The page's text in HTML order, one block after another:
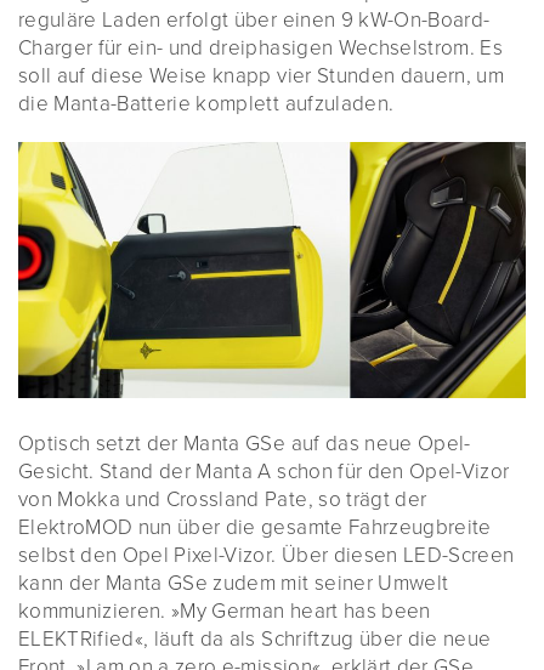
reguläre Laden erfolgt über einen 9 kW-On-Board-
Charger für ein- und dreiphasigen Wechselstrom. Es
soll auf diese Weise knapp vier Stunden dauern, um
die Manta-Batterie komplett aufzuladen.
Optisch setzt der Manta GSe auf das neue Opel-
Gesicht. Stand der Manta A schon für den Opel-Vizor
von Mokka und Crossland Pate, so trägt der
ElektroMOD nun über die gesamte Fahrzeugbreite
selbst den Opel Pixel-Vizor. Über diesen LED-Screen
kann der Manta GSe zudem mit seiner Umwelt
kommunizieren. »My German heart has been
ELEKTRified«, läuft da als Schriftzug über die neue